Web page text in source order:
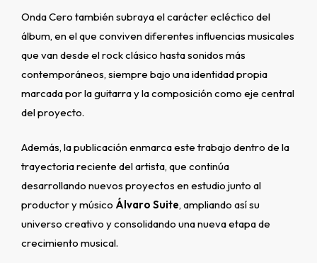
Onda Cero también subraya el carácter ecléctico del
álbum, en el que conviven diferentes influencias musicales
que van desde el rock clásico hasta sonidos más
contemporáneos, siempre bajo una identidad propia
marcada por la guitarra y la composición como eje central
del proyecto.
Además, la publicación enmarca este trabajo dentro de la
trayectoria reciente del artista, que continúa
desarrollando nuevos proyectos en estudio junto al
productor y músico Álvaro Suite, ampliando así su
universo creativo y consolidando una nueva etapa de
crecimiento musical.